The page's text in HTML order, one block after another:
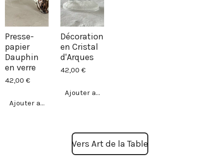
Presse-
papier
Dauphin
en verre
42,00 €
Ajouter au panier
Décoration
en Cristal
d'Arques
42,00 €
Ajouter au panier
Vers Art de la Table